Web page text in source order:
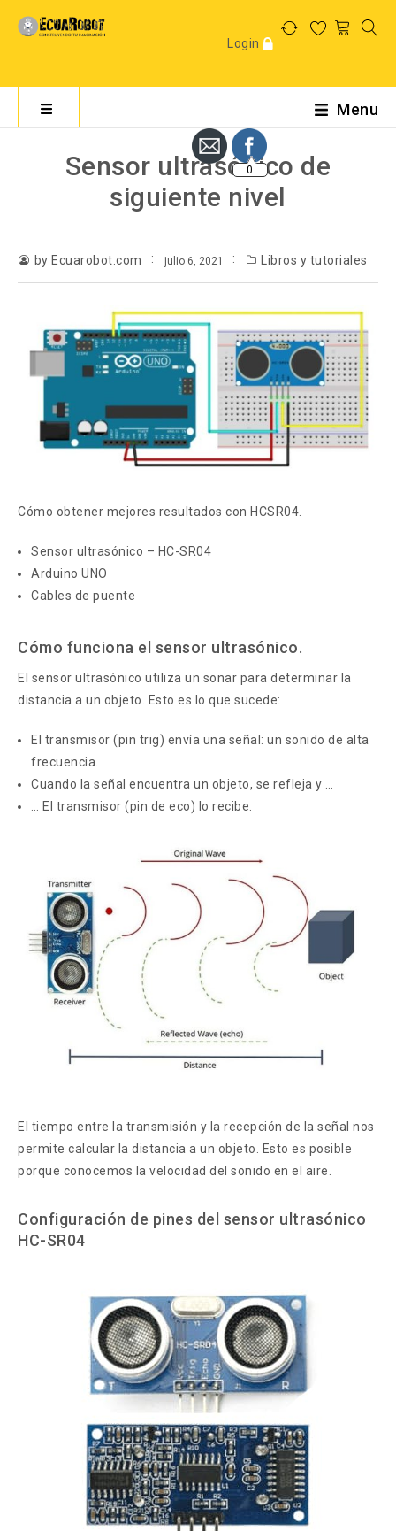
Login
Menu
Sensor ultrasónico de
siguiente nivel
by Ecuarobot.com julio 6, 2021 Libros y tutoriales
Cómo obtener mejores resultados con HCSR04.
Sensor ultrasónico – HC-SR04
Arduino UNO
Cables de puente
Cómo funciona el sensor ultrasónico.
El sensor ultrasónico utiliza un sonar para determinar la
distancia a un objeto. Esto es lo que sucede:
El transmisor (pin trig) envía una señal: un sonido de alta
frecuencia.
Cuando la señal encuentra un objeto, se refleja y …
… El transmisor (pin de eco) lo recibe.
El tiempo entre la transmisión y la recepción de la señal nos
permite calcular la distancia a un objeto. Esto es posible
porque conocemos la velocidad del sonido en el aire.
Configuración de pines del sensor ultrasónico
HC-SR04
0